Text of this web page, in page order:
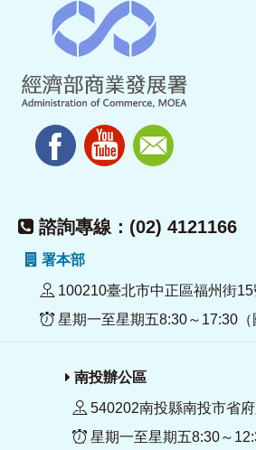
諮詢專線：(02) 4121166
署本部
100210臺北市中正區福州街15
星期一至星期五8:30～17:30（
南投辦公區
540202南投縣南投市省
星期一至星期五8:30～